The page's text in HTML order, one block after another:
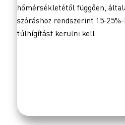
hőmérsékletétől függően,
szóráshoz rendszerint 15-
túlhígítást kerülni kell.